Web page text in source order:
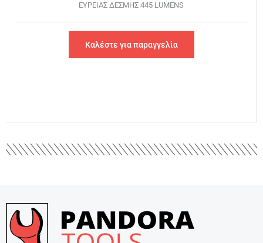
ΕΥΡΕΙΑΣ ΔΕΣΜΗΣ 445 LUMENS
Καλέστε για παραγγελία